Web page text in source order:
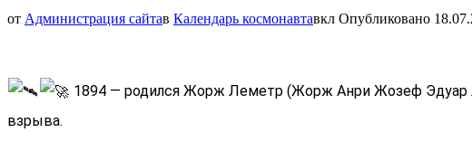
от Администрация сайтав Календарь космонавтавкл Опубликовано
1894 — родился Жорж Леметр (Жорж Анри Жозеф Эдуар
взрыва.